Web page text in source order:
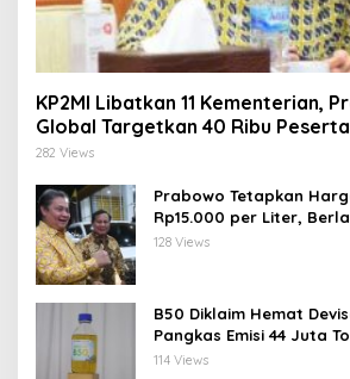
KP2MI Libatkan 11 Kementerian,
Global Targetkan 40 Ribu Peserta
282 Views
Prabowo Tetapkan
Rp15.000 per Liter,
30-200 GT
128 Views
B50 Diklaim Hemat
Pangkas Emisi 44 Juta
114 Views